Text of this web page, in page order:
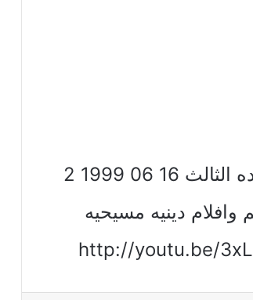
الذين نخسوا في قلوبهم عظه قداسة البابا شنوده الثالث 16 06 1999 2
دينيه مسيحيه